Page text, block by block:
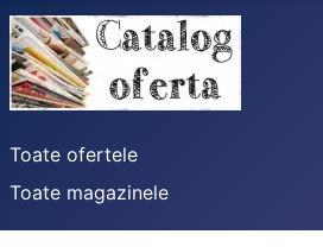
Toate ofertele
Toate magazinele